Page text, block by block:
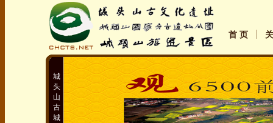
首 页
城
头
山
古
城